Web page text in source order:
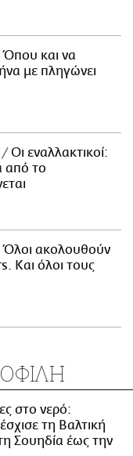
και να
με πληγώνει
Οι εναλλακτικοί:
από το
ακολουθούν
Και όλοι τους
στο νερό:
τη Βαλτική
Σουηδία έως την